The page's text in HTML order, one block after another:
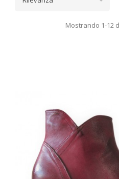
Mostrando 1-12